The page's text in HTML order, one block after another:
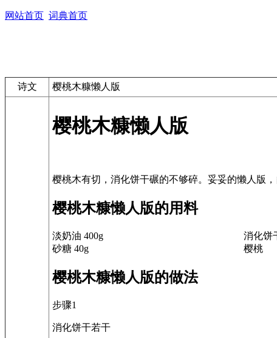
网站首页 词典首页
诗文 樱桃木糠懒人版
樱桃木糠懒人版
樱桃木糠懒人版的用料
淡奶油 400g
消化饼
砂糖 40g
樱桃
樱桃木糠懒人版的做法
步骤1
消化饼干若干